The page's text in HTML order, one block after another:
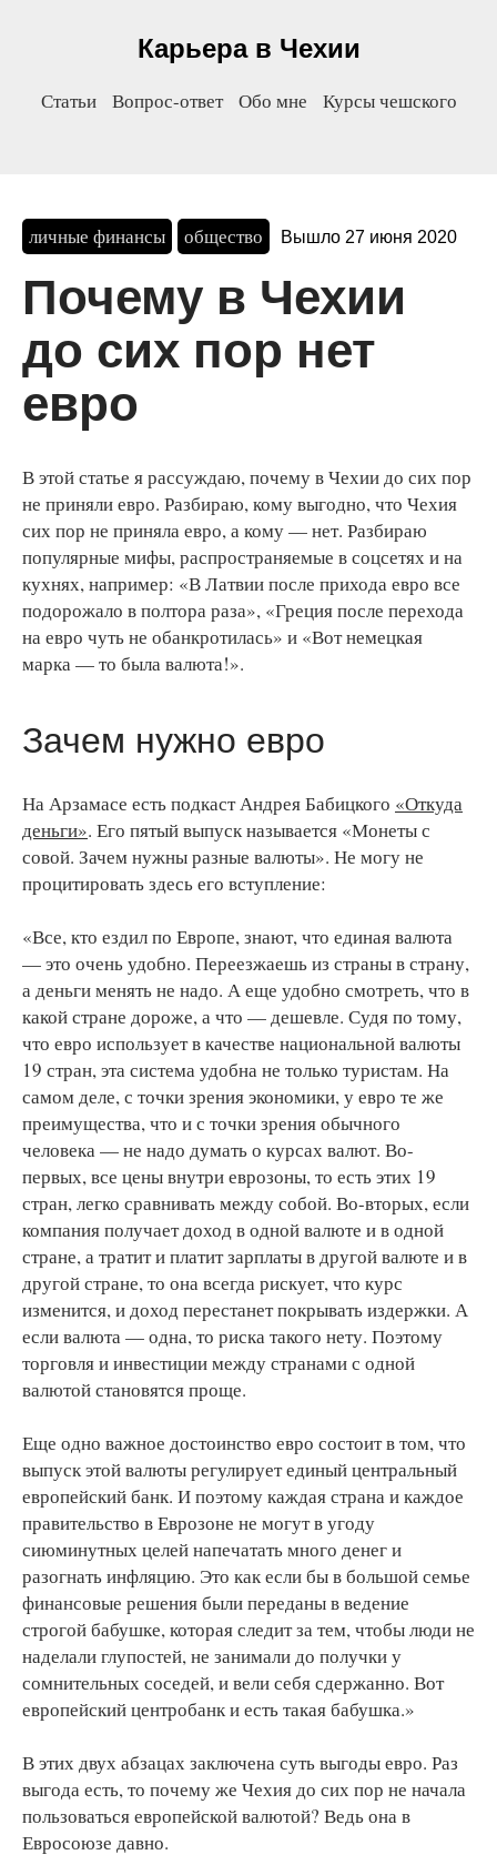
Карьера в Чехии
Статьи Вопрос-ответ Обо мне Курсы чешского
личные финансы общество Вышло 27 июня 2020
Почему в Чехии
до сих пор нет
евро
В этой статье я рассуждаю, почему в Чехии до сих пор
не приняли евро. Разбираю, кому выгодно, что Чехия
сих пор не приняла евро, а кому — нет. Разбираю
популярные мифы, распространяемые в соцсетях и на
кухнях, например: «В Латвии после прихода евро все
подорожало в полтора раза», «Греция после перехода
на евро чуть не обанкротилась» и «Вот немецкая
марка — то была валюта!».
Зачем нужно евро
На Арзамасе есть подкаст Андрея Бабицкого «Откуда
деньги». Его пятый выпуск называется «Монеты с
совой. Зачем нужны разные валюты». Не могу не
процитировать здесь его вступление:
«Все, кто ездил по Европе, знают, что единая валюта
— это очень удобно. Переезжаешь из страны в страну,
а деньги менять не надо. А еще удобно смотреть, что в
какой стране дороже, а что — дешевле. Судя по тому,
что евро использует в качестве национальной валюты
19 стран, эта система удобна не только туристам. На
самом деле, с точки зрения экономики, у евро те же
преимущества, что и с точки зрения обычного
человека — не надо думать о курсах валют. Во-
первых, все цены внутри еврозоны, то есть этих 19
стран, легко сравнивать между собой. Во-вторых, если
компания получает доход в одной валюте и в одной
стране, а тратит и платит зарплаты в другой валюте и в
другой стране, то она всегда рискует, что курс
изменится, и доход перестанет покрывать издержки. А
если валюта — одна, то риска такого нету. Поэтому
торговля и инвестиции между странами с одной
валютой становятся проще.
Еще одно важное достоинство евро состоит в том, что
выпуск этой валюты регулирует единый центральный
европейский банк. И поэтому каждая страна и каждое
правительство в Еврозоне не могут в угоду
сиюминутных целей напечатать много денег и
разогнать инфляцию. Это как если бы в большой семье
финансовые решения были переданы в ведение
строгой бабушке, которая следит за тем, чтобы люди не
наделали глупостей, не занимали до получки у
сомнительных соседей, и вели себя сдержанно. Вот
европейский центробанк и есть такая бабушка.»
В этих двух абзацах заключена суть выгоды евро. Раз
выгода есть, то почему же Чехия до сих пор не начала
пользоваться европейской валютой? Ведь она в
Евросоюзе давно.